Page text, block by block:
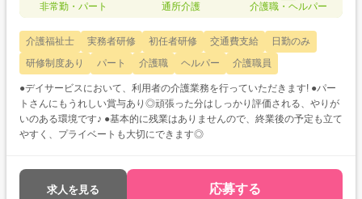
非常勤・パート 通所介護 介護職・ヘルパー
介護福祉士 実務者研修 初任者研修 交通費支給
日勤のみ
研修制度あり
パート 介護職 ヘルパー 介護職員
●デイサービスにおいて、利用者の介護業務を行っていただきます! ●パー
トさんにもうれしい賞与あり◎頑張った分はしっかり評価される、やりが
いのある環境です♪ ●基本的に残業はありませんので、終業後の予定も立て
やすく、プライベートも大切にできます◎
求人を見る 応募する